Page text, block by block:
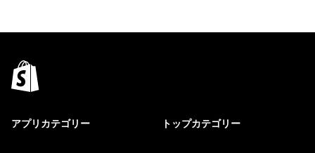
アプリカテゴリー トップカテゴリー